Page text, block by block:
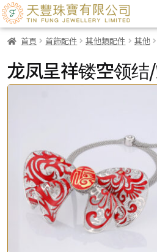
首頁 首飾配件 其他類配件 其他
龙凤呈祥镂空领结